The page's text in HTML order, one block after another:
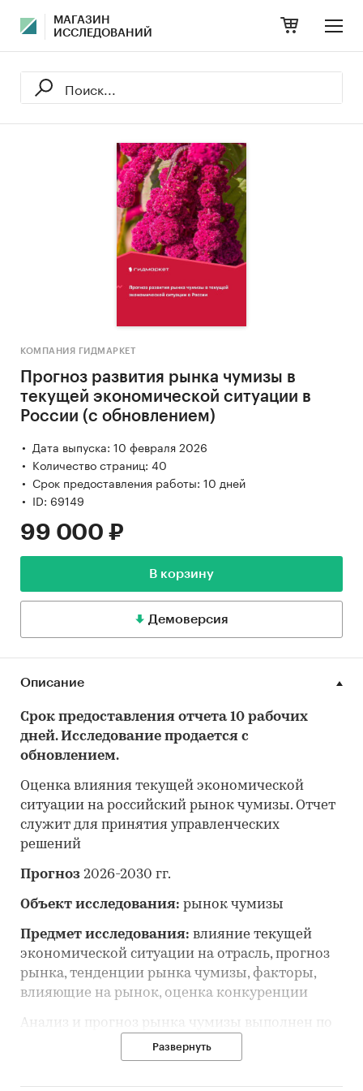
МАГАЗИН
ИССЛЕДОВАНИЙ
КОМПАНИЯ ГИДМАРКЕТ
Прогноз развития рынка чумизы в
текущей экономической ситуации в
России (с обновлением)
Дата выпуска: 10 февраля 2026
Количество страниц: 40
Срок предоставления работы: 10 дней
ID: 69149
99 000 ₽
В корзину
Демоверсия
Описание
Срок предоставления отчета 10 рабочих
дней. Исследование продается с
обновлением.
Оценка влияния текущей экономической
ситуации на российский рынок чумизы. Отчет
служит для принятия управленческих
решений
Прогноз 2026-2030 гг.
Объект исследования: рынок чумизы
Предмет исследования: влияние текущей
экономической ситуации на отрасль, прогноз
рынка, тенденции рынка чумизы, факторы,
влияющие на рынок, оценка конкуренции
Анализ и прогноз рынка чумизы выполнен по
рынку в целом, без выделения его сегментов
или изучения отдельных его сегментов.
Развернуть